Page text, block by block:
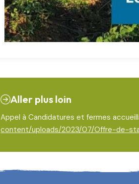
Aller plus loin
Appel à Candidatures et fermes
content/uploads/2023/07/Offre-de-